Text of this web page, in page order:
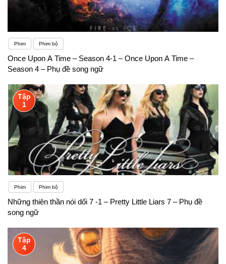
Phim Phim bộ
Once Upon A Time – Season 4-1 – Once Upon A Time –
Season 4 – Phụ đề song ngữ
Tập
1
Phim Phim bộ
Những thiên thần nói dối 7 -1 – Pretty Little Liars 7 – Phụ đề
song ngữ
Tập
4